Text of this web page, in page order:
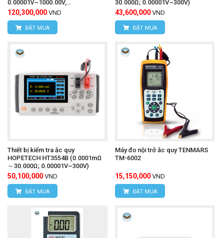
0.00001V~1000.00V,
RS232/485/LAN)
120,300,000 VND
ĐẶT MUA
30.000Ω; 0.00001V~300V)
43,600,000 VND
ĐẶT MUA
Thiết bị kiểm tra ắc quy
HOPETECH HT3554B (0.0001mΩ
～30.000Ω; 0.00001V~300V)
50,100,000 VND
ĐẶT MUA
Máy đo nội trở ắc quy TENMARS
TM-6002
15,150,000 VND
ĐẶT MUA